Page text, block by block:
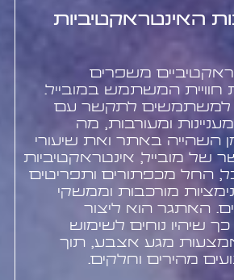
האינטראקטיביות
משפרים
המשתמש במובייל.
למשתמשים לתקשר עם
ומעורבות, מה
השהייה באתר ואת שיעורי
מובייל, אינטראקטיביות
החל מכפתורים ותפריטים
מורכבות וממשקי
האתגר הוא ליצור
שיהיו נוחים לשימוש
מגע אצבע, תוך
מהירים וחלקים.